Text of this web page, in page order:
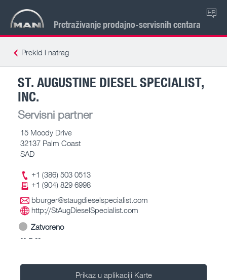
Pretraživanje prodajno-servisnih centara
HR
Prekid i natrag
ST. AUGUSTINE DIESEL SPECIALIST,
INC.
Servisni partner
15 Moody Drive
32137 Palm Coast
SAD
+1 (386) 503 0513
+1 (904) 829 6998
bburger@staugdieselspecialist.com
http://StAugDieselSpecialist.com
Zatvoreno
-- – --
Prikaz u aplikaciji Karte